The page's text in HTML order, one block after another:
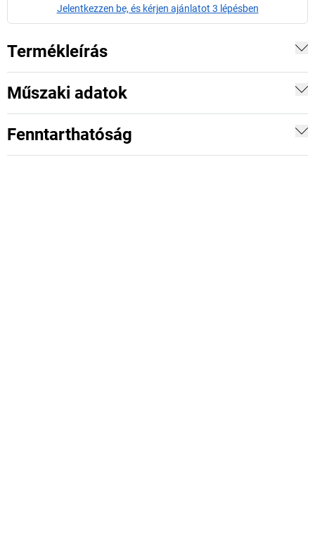
Jelentkezzen be, és kérjen ajánlatot 3 lépésben
Termékleírás
Műszaki adatok
Fenntarthatóság